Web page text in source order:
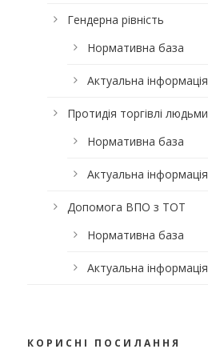
Гендерна рівність
Нормативна база
Актуальна інформація
Протидія торгівлі людьми
Нормативна база
Актуальна інформація
Допомога ВПО з ТОТ
Нормативна база
Актуальна інформація
КОРИСНІ ПОСИЛАННЯ